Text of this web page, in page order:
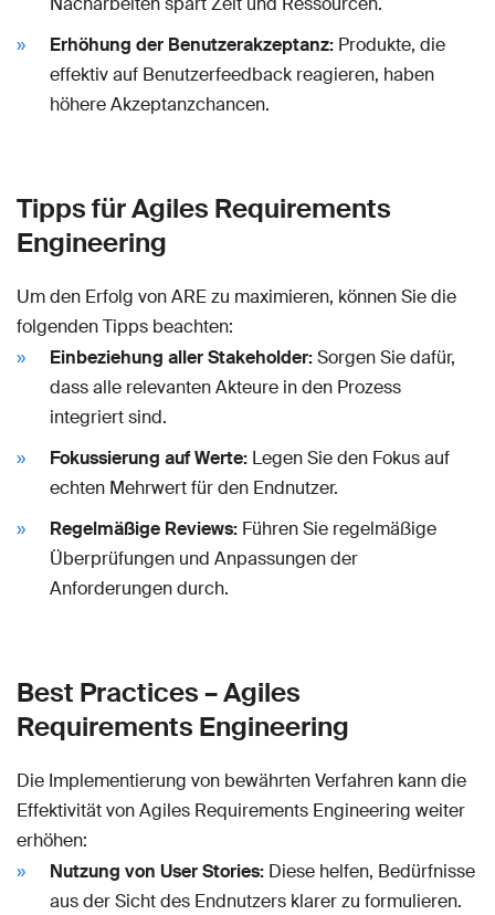
Erhöhung der Benutzerakzeptanz: Produkte, die
effektiv auf Benutzerfeedback reagieren, haben
höhere Akzeptanzchancen.
Tipps für Agiles Requirements
Engineering
Um den Erfolg von ARE zu maximieren, können Sie die
folgenden Tipps beachten:
Einbeziehung aller Stakeholder:Sorgen Sie dafür,
dass alle relevanten Akteure in den Prozess
integriert sind.
Fokussierung auf Werte: Legen Sie den Fokus auf
echten Mehrwert für den Endnutzer.
Regelmäßige Reviews: Führen Sie regelmäßige
Überprüfungen und Anpassungen der
Anforderungen durch.
Best Practices – Agiles
Requirements Engineering
Die Implementierung von bewährten Verfahren kann die
Effektivität von Agiles Requirements Engineering weiter
erhöhen:
Nutzung von User Stories: Diese helfen, Bedürfnisse
aus der Sicht des Endnutzers klarer zu formulieren.